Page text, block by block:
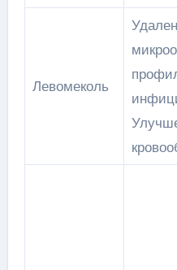
Левомеколь